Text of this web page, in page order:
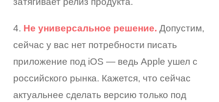
4. Не универсальное решение. Допустим,
сейчас у вас нет потребности писать
приложение под iOS — ведь Apple ушел с
российского рынка. Кажется, что сейчас
актуальнее сделать версию только под